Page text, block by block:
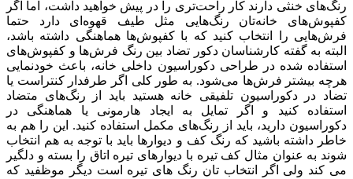
رنگ‌های خنثی دارند کار راحت‌تری را در پیش خواهید داشت، اما اگر
کفپوش‌های خانه‌تان رنگ‌هایی مثل طیف قهوه‌ای دارد حتما
فرش‌هایی را انتخاب کنید که با کفپوش‌ها هماهنگی داشته باشد،
البته به گفته کارشناسان دکور تضاد بین رنگ فرش‌ها و کفپوش‌های
استفاده شده در طراحی دکوراسیون داخلی خانه، باعث خودنمایی
هرچه بیشتر فرش‌ها می‌شود. به طور کلی اگر طرفدار کنتراست یا
تضاد در دکوراسیون تلفیقی خانه هستید باید از رنگ‌های متضاد
استفاده کنید و اگر تمایل به ایجاد هارمونی یا هماهنگی در
دکوراسیون دارید، باید از رنگ‌های مکمل استفاده کنید. این را هم به
خاطر داشته باشید که رنگ کف و دیوارها باید با توجه به هم انتخاب
شوند به عنوان مثال کف تیره با دیوارهای تیره اتاق را بسته و دلگیر
می کند ولی اگر انتخاب تان رنگ های تیره است دیگر موظفید که